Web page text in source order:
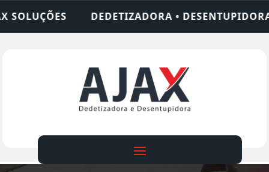
• DESENTUPIDORA • LIMPEZA DE FOSSA